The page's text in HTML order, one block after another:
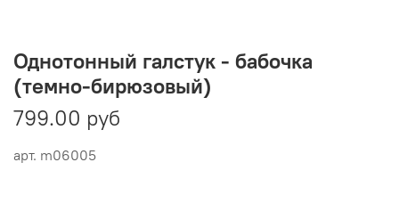
арт. m06005
Однотонный галстук - бабочка
(темно-бирюзовый)
799.00 руб